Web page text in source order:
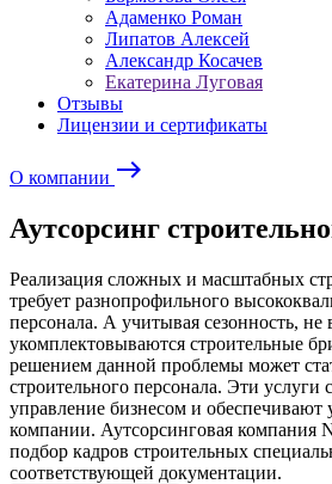
Адаменко Роман
Липатов Алексей
Александр Косачев
Екатерина Луговая
Отзывы
Лицензии и сертификаты
О компании east
Аутсорсинг
Реализация сложных и масштабных
требует разнопрофильного
персонала. А учитывая сезонность, не
укомплектовываются строительные
решением данной проблемы может
строительного персонала. Эти услуги
управление бизнесом и обеспечивают
компании. Аутсорсинговая компания
подбор кадров строительных
соответствующей документации.